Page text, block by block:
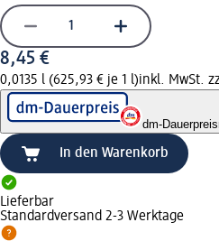
8,45 €
0,0135 l (625,93 € je 1 l)inkl. MwSt.
dm-Dauerpreis
In den Warenkorb
Lieferbar
Standardversand 2-3 Werktage